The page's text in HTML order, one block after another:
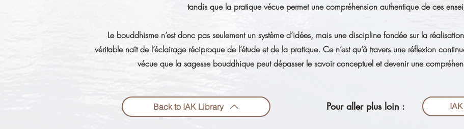
tandis que la pratique vécue permet une compréhension authentique de ces
Le bouddhisme n’est donc pas seulement un système d’idées, mais une discipline fondée sur la
véritable naît de l’éclairage réciproque de l’étude et de la pratique. Ce n’est qu’à travers une réflexion
vécue que la sagesse bouddhique peut dépasser le savoir conceptuel et devenir une
Back to IAK Library Pour aller plus loin :